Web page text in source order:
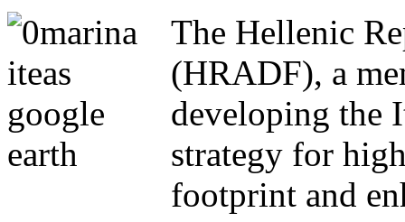
The Hellenic
(HRADF), a
developing the
strategy for
footprint and